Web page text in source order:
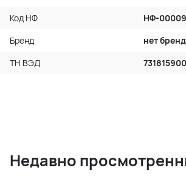
Код НФ
НФ-
Бренд
нет
ТН ВЭД
Недавно